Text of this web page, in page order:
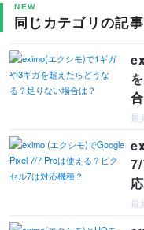
NEW
同じカテゴリの記事
最
最